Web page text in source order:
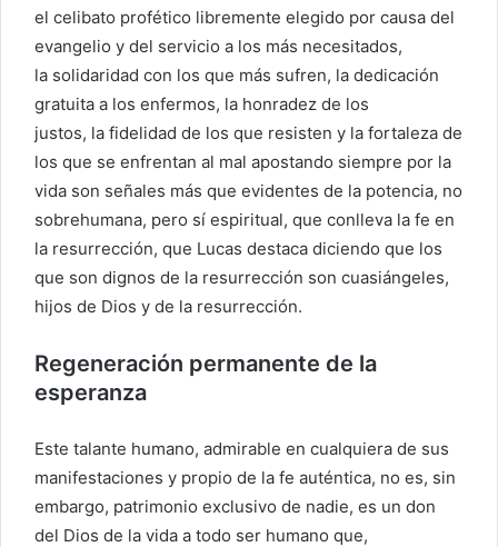
el celibato profético libremente elegido por causa del
evangelio y del servicio a los más necesitados,
la solidaridad con los que más sufren, la dedicación
gratuita a los enfermos, la honradez de los
justos, la fidelidad de los que resisten y la fortaleza de
los que se enfrentan al mal apostando siempre por la
vida son señales más que evidentes de la potencia, no
sobrehumana, pero sí espiritual, que conlleva la fe en
la resurrección, que Lucas destaca diciendo que los
que son dignos de la resurrección son cuasiángeles,
hijos de Dios y de la resurrección.
Regeneración permanente de la
esperanza
Este talante humano, admirable en cualquiera de sus
manifestaciones y propio de la fe auténtica, no es, sin
embargo, patrimonio exclusivo de nadie, es un don
del Dios de la vida a todo ser humano que,